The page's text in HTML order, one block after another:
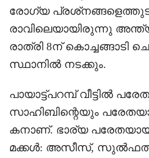
രോഗ്യ
രാവിലെയായിരുന്നു
രാത്രി 8ന് കൊച്ചങ്ങാടി
സ്ഥാനിൽ നടക്കും.
പായാട്ട്പറമ്പ് വീട്ടിൽ
സാഹിബിന്റെയും
കനാണ്. ഭാര്യ
മക്കൾ: അസീസ്,